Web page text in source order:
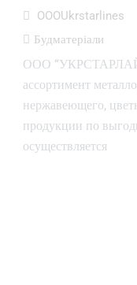
OOOUkrstarlines
Будматеріали
ООО
ассортимент
нержавеющего,
продукции по
осуществляется